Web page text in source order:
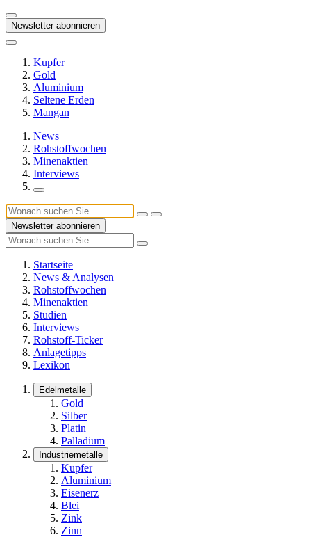
Newsletter abonnieren
Kupfer
Gold
Aluminium
Seltene Erden
Mangan
News
Rohstoffwochen
Minenaktien
Interviews
Newsletter abonnieren
Startseite
News & Analysen
Rohstoffwochen
Minenaktien
Studien
Interviews
Rohstoff-Ticker
Anlagetipps
Lexikon
Edelmetalle
Gold
Silber
Platin
Palladium
Industriemetalle
Kupfer
Aluminium
Eisenerz
Blei
Zink
Zinn